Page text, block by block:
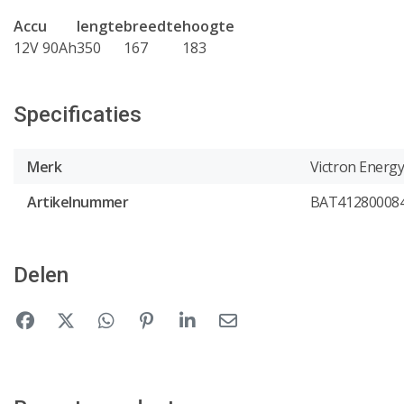
Accu
lengtebreedtehoogte
12V 90Ah350 167 183
Specificaties
Merk
Victron Energy
Artikelnummer
Delen